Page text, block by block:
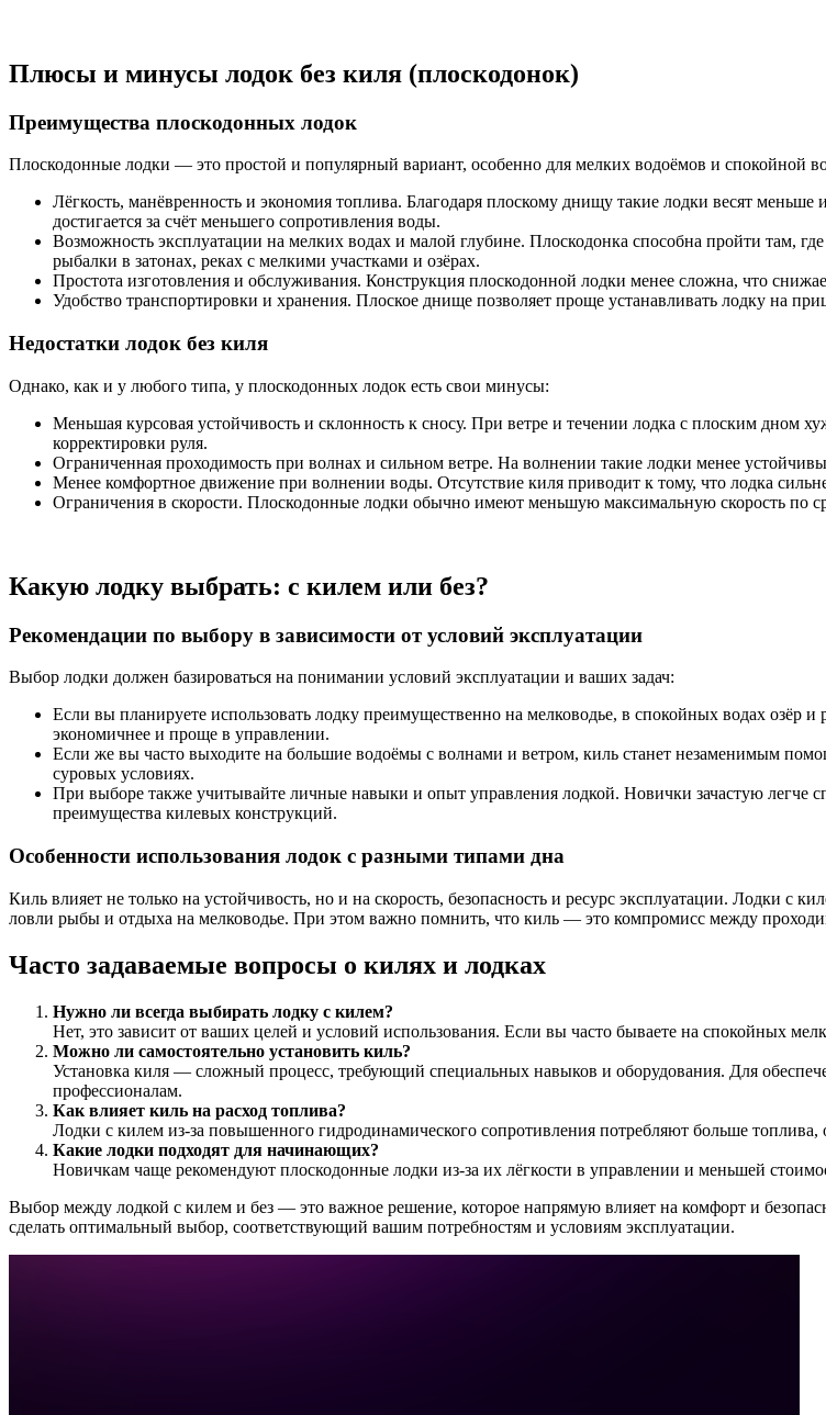
Плюсы и минусы лодок без киля (плоскодонок)
Преимущества плоскодонных лодок
Плоскодонные лодки — это простой и популярный вариант, особенно для мелких водоёмов и спокойной
Лёгкость, манёвренность и экономия топлива. Благодаря плоскому днищу такие лодки весят
достигается за счёт меньшего сопротивления воды.
Возможность эксплуатации на мелких водах и малой глубине. Плоскодонка способна пройти там,
рыбалки в затонах, реках с мелкими участками и озёрах.
Простота изготовления и обслуживания. Конструкция плоскодонной лодки менее сложна, что
Удобство транспортировки и хранения. Плоское днище позволяет проще устанавливать лодку на
Недостатки лодок без киля
Однако, как и у любого типа, у плоскодонных лодок есть свои минусы:
Меньшая курсовая устойчивость и склонность к сносу. При ветре и течении лодка с плоским дном
корректировки руля.
Ограниченная проходимость при волнах и сильном ветре. На волнении такие лодки менее
Менее комфортное движение при волнении воды. Отсутствие киля приводит к тому, что лодка
Ограничения в скорости. Плоскодонные лодки обычно имеют меньшую максимальную скорость по
Какую лодку выбрать: с килем или без?
Рекомендации по выбору в зависимости от условий эксплуатации
Выбор лодки должен базироваться на понимании условий эксплуатации и ваших задач:
Если вы планируете использовать лодку преимущественно на мелководье, в спокойных водах озёр
экономичнее и проще в управлении.
Если же вы часто выходите на большие водоёмы с волнами и ветром, киль станет незаменимым
суровых условиях.
При выборе также учитывайте личные навыки и опыт управления лодкой. Новички зачастую легче
преимущества килевых конструкций.
Особенности использования лодок с разными типами дна
Киль влияет не только на устойчивость, но и на скорость, безопасность и ресурс эксплуатации. Лодки с
ловли рыбы и отдыха на мелководье. При этом важно помнить, что киль — это компромисс между
Часто задаваемые вопросы о килях и лодках
Нужно ли всегда выбирать лодку с килем?
Нет, это зависит от ваших целей и условий использования. Если вы часто бываете на спокойных
Можно ли самостоятельно установить киль?
Установка киля — сложный процесс, требующий специальных навыков и оборудования. Для
профессионалам.
Как влияет киль на расход топлива?
Лодки с килем из-за повышенного гидродинамического сопротивления потребляют больше
Какие лодки подходят для начинающих?
Новичкам чаще рекомендуют плоскодонные лодки из-за их лёгкости в управлении и меньшей
Выбор между лодкой с килем и без — это важное решение, которое напрямую влияет на комфорт и
сделать оптимальный выбор, соответствующий вашим потребностям и условиям эксплуатации.